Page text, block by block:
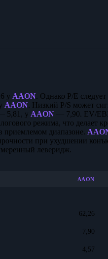
у AAON. Однако P/E
AAON. Низкий P/S может
5,81, у AAON— 7,90. EV/
режима, что делает
приемлемом диапазоне.
при ухудшении
леверидж.
AAON
62,26
7,90
4,57